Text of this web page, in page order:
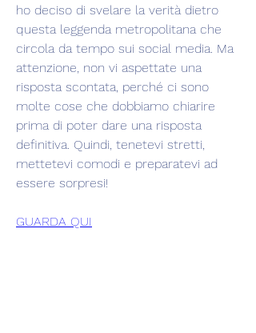
ho deciso di svelare la verità dietro
questa leggenda metropolitana che
circola da tempo sui social media. Ma
attenzione, non vi aspettate una
risposta scontata, perché ci sono
molte cose che dobbiamo chiarire
prima di poter dare una risposta
definitiva. Quindi, tenetevi stretti,
mettetevi comodi e preparatevi ad
essere sorpresi!
GUARDA QUI